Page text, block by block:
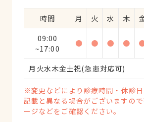
時間 月 火 水 木
09:00
~17:00
● ● ● ●
月火水木金土祝(急患対応可)
※変更などにより診療時間・休診
記載と異なる場合がございますの
ージなどをご確認ください。